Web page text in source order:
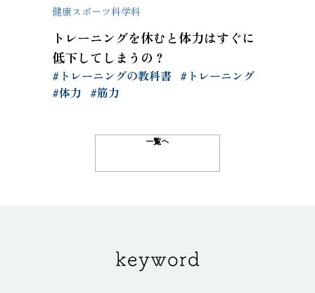
健康スポーツ科学科
トレーニングを休むと体力はすぐに
低下してしまうの？
#トレーニングの教科書 #トレーニング
#体力 #筋力
一覧へ